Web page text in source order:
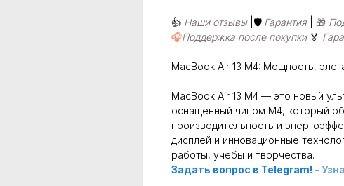
👍 Наши отзывы |🛡️ Гарантия 🎁
🎧Поддержка после покупки 🏅
MacBook Air 13 M4: Мощность,
MacBook Air 13 M4 — это новый
оснащенный чипом M4, который
производительность и
дисплей и инновационные
работы, учебы и творчества.
Задать вопрос в Telegram! -